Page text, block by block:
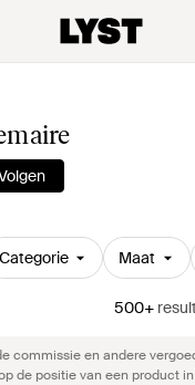
Categorie Maat
500+
commissie en andere
de positie van een product